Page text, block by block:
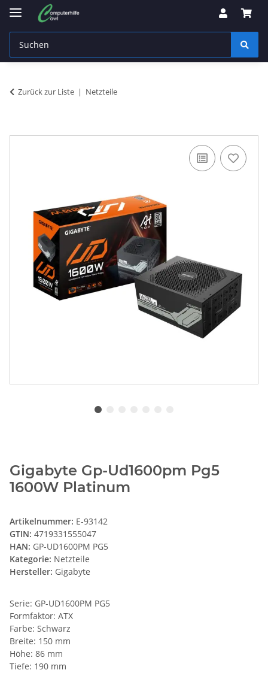
Zurück zur Liste Netzteile
Gigabyte Gp-Ud1600pm Pg5
1600W Platinum
Artikelnummer: E-93142
GTIN: 4719331555047
HAN: GP-UD1600PM PG5
Kategorie: Netzteile
Hersteller: Gigabyte
Serie: GP-UD1600PM PG5
Formfaktor: ATX
Farbe: Schwarz
Breite: 150 mm
Höhe: 86 mm
Tiefe: 190 mm